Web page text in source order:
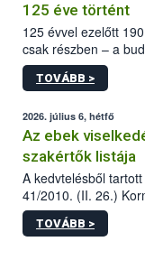
125 éve történt
125 évvel ezelőtt
csak részben – a
állomás a Kis Rókus
tervezett új épületébe.
TOVÁBB >
2026. július 6, hétfő
Az ebek
szakértők listája
A kedvtelésből
41/2010. (II. 26.)
sérülés, illetve ennek
hatósági feladatokat,
TOVÁBB >